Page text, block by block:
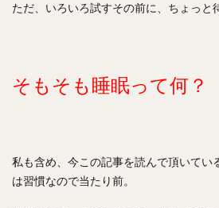
ただ、いろいろ試すその前に、ちょっと
そもそも睡眠って何？
私も含め、今この記事を読んで頂いてい
は習慣なので当たり前。